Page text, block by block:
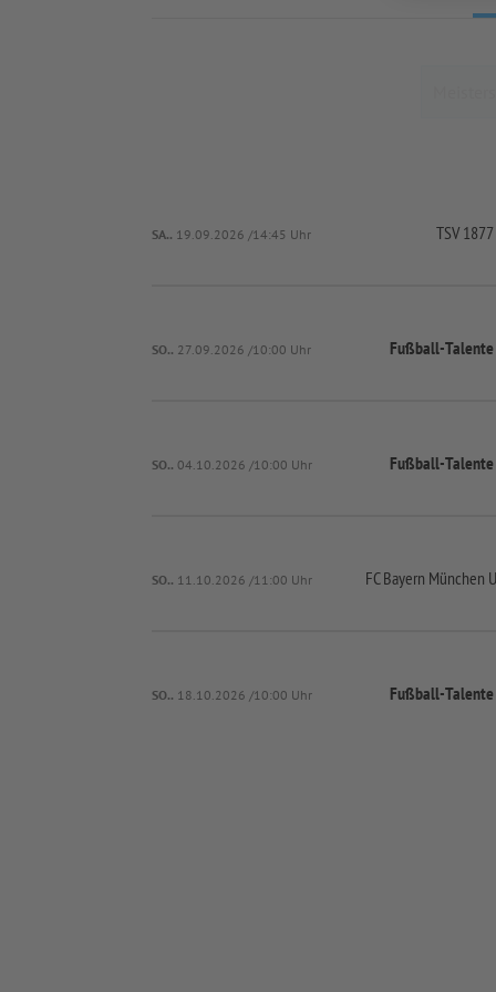
SA.. 19.09.2026 /14:45 Uhr TSV
SO.. 27.09.2026 /10:00 Uhr Fußball-
SO.. 04.10.2026 /10:00 Uhr Fußball-
SO.. 11.10.2026 /11:00 Uhr FC Bayern München
SO.. 18.10.2026 /10:00 Uhr Fußball-